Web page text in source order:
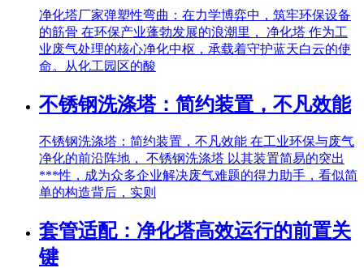
净化塔厂家弹塑性弯曲：在力学博弈中，筑牢环保设备
的筋骨 在环保产业蓬勃发展的浪潮里， 净化塔 作为工
业废气处理的核心净化中枢，承载着守护蓝天白云的使
命。从化工园区的酸
不锈钢洗涤塔：简约装置，不凡效能
不锈钢洗涤塔：简约装置，不凡效能 在工业环保与废气
净化的前沿阵地， 不锈钢洗涤塔 以其装置简易的突出
***性，成为众多企业解决废气难题的得力助手，看似简
单的构造背后，实则
套管适配：净化塔高效运行的前置关
键